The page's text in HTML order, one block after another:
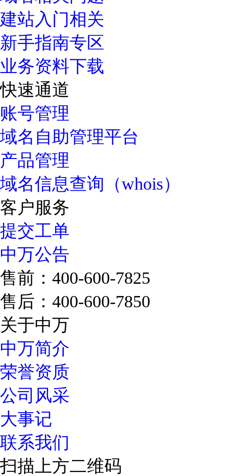
建站入门相关
新手指南专区
业务资料下载
快速通道
账号管理
域名自助管理平台
产品管理
域名信息查询（whois）
客户服务
提交工单
中万公告
售前：400-600-7825
售后：400-600-7850
关于中万
中万简介
荣誉资质
公司风采
大事记
联系我们
扫描上方二维码